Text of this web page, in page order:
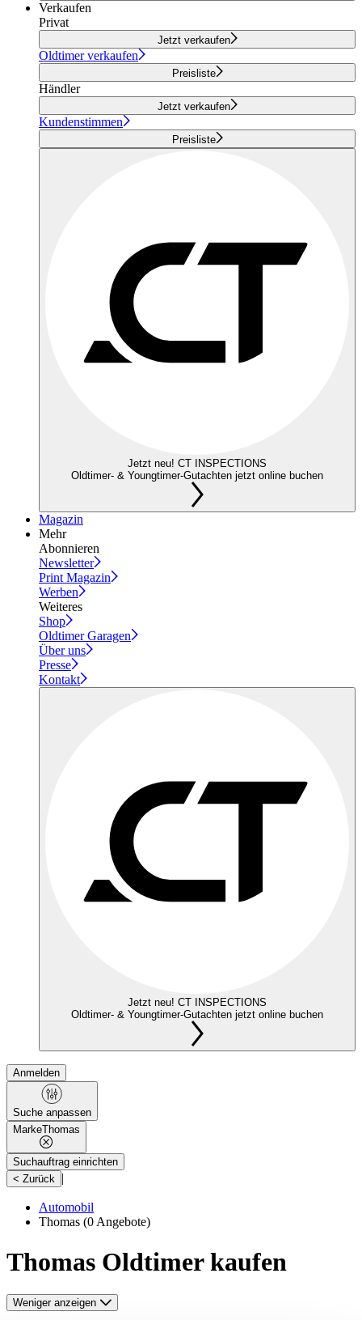
Verkaufen
Privat
Jetzt verkaufen
Oldtimer verkaufen
Preisliste
Händler
Jetzt verkaufen
Kundenstimmen
Preisliste
Jetzt neu! CT INSPECTIONS
Oldtimer- & Youngtimer-Gutachten jetzt online buchen
Magazin
Mehr
Abonnieren
Newsletter
Print Magazin
Werben
Weiteres
Shop
Oldtimer Garagen
Über uns
Presse
Kontakt
Jetzt neu! CT INSPECTIONS
Oldtimer- & Youngtimer-Gutachten jetzt online buchen
Anmelden
Suche anpassen
MarkeThomas
Suchauftrag einrichten
< Zurück |
Automobil
Thomas (0 Angebote)
Thomas Oldtimer kaufen
Weniger anzeigen